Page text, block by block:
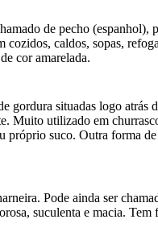
de pecho
caldos, sopas,
cor amarelada.
gordura situadas logo
Muito utilizado em
suco. Outra forma
Pode ainda ser
suculenta e macia.